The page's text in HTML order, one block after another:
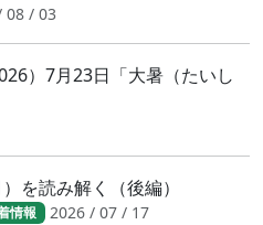
08 / 03
）7月23日「大暑（たいし
を読み解く（後編）
情報 2026 / 07 / 17